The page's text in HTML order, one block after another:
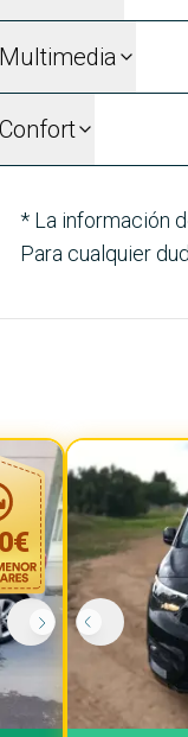
Multimedia
Confort
* La información
Para cualquier
€